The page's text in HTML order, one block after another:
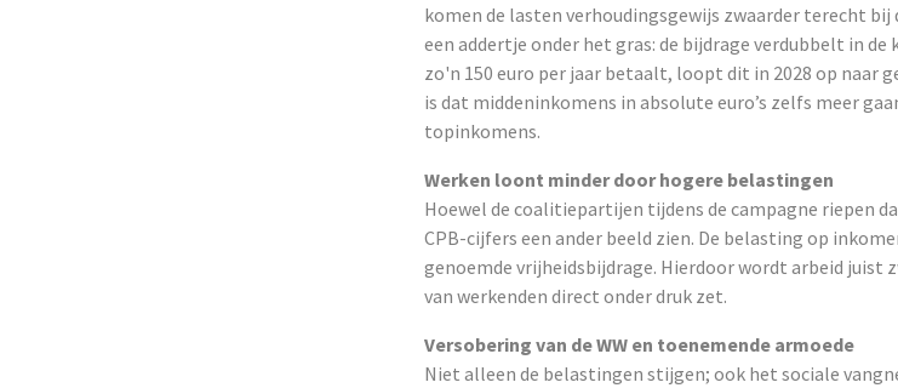
komen de lasten verhoudingsgewijs zwaarder terecht
een addertje onder het gras: de bijdrage verdubbelt in de
zo'n 150 euro per jaar betaalt, loopt dit in 2028 op naar
is dat middeninkomens in absolute euro’s zelfs meer
topinkomens.
Werken loont minder door hogere belastingen
Hoewel de coalitiepartijen tijdens de campagne riepen
CPB-cijfers een ander beeld zien. De belasting op
genoemde vrijheidsbijdrage. Hierdoor wordt arbeid juist
van werkenden direct onder druk zet.
Versobering van de WW en toenemende armoede
Niet alleen de belastingen stijgen; ook het sociale